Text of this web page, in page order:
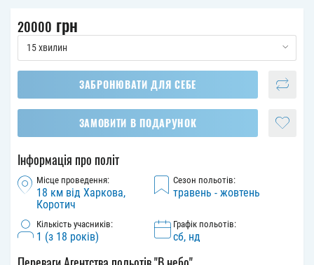
20000 грн
15 хвилин
ЗАБРОНЮВАТИ ДЛЯ СЕБЕ
ЗАМОВИТИ В ПОДАРУНОК
Інформація про політ
Місце проведення:
18 км від Харкова,
Коротич
Сезон польотів:
травень - жовтень
Кількість учасників:
1 (з 18 років)
Графік польотів:
сб, нд